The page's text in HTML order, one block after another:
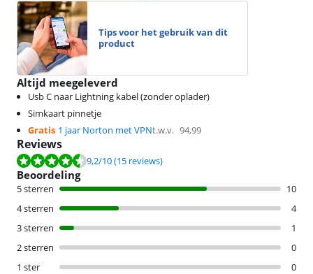
Tips voor het gebruik van dit
product
Altijd meegeleverd
Usb C naar Lightning kabel (zonder oplader)
Simkaart pinnetje
Gratis 1 jaar Norton met VPNt.w.v. 94,99
Reviews
Beoordeling is 9,2 van de 10, gebaseerd op 15 reviews.
9,2/10(15 reviews)
Beoordeling
5 sterren
10
4 sterren
4
3 sterren
1
2 sterren
0
1 ster
0